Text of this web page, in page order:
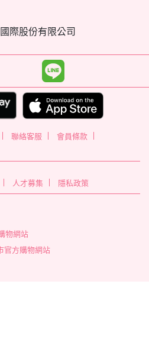
際股份有限公司
聯絡客服
會員條款
人才募集 隱私政策
物網站
官方購物網站